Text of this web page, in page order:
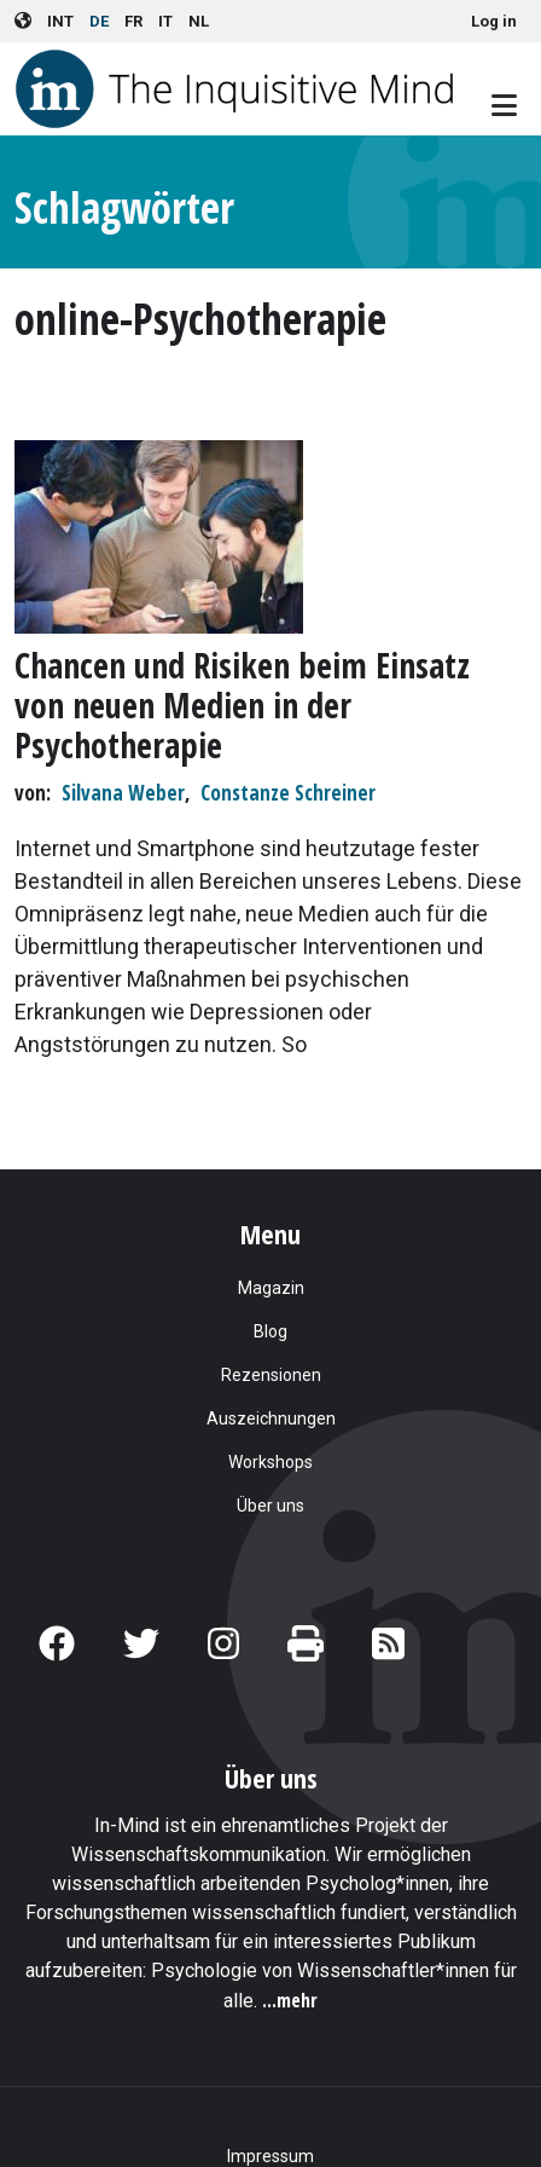
Skip to main content
INT DE FR IT NL User account menuLog in
Schlagwörter
online-Psychotherapie
Chancen und Risiken beim Einsatz
von neuen Medien in der
Psychotherapie
von Silvana Weber, Constanze Schreiner
Internet und Smartphone sind heutzutage fester
Bestandteil in allen Bereichen unseres Lebens. Diese
Omnipräsenz legt nahe, neue Medien auch für die
Übermittlung therapeutischer Interventionen und
präventiver Maßnahmen bei psychischen
Erkrankungen wie Depressionen oder
Angststörungen zu nutzen. So
Menu
Magazin
Blog
Rezensionen
Auszeichnungen
Workshops
Über uns
Über uns
In-Mind ist ein ehrenamtliches Projekt der
Wissenschaftskommunikation. Wir ermöglichen
wissenschaftlich arbeitenden Psycholog*innen, ihre
Forschungsthemen wissenschaftlich fundiert, verständlich
und unterhaltsam für ein interessiertes Publikum
aufzubereiten: Psychologie von Wissenschaftler*innen für
alle. ...mehr
Impressum